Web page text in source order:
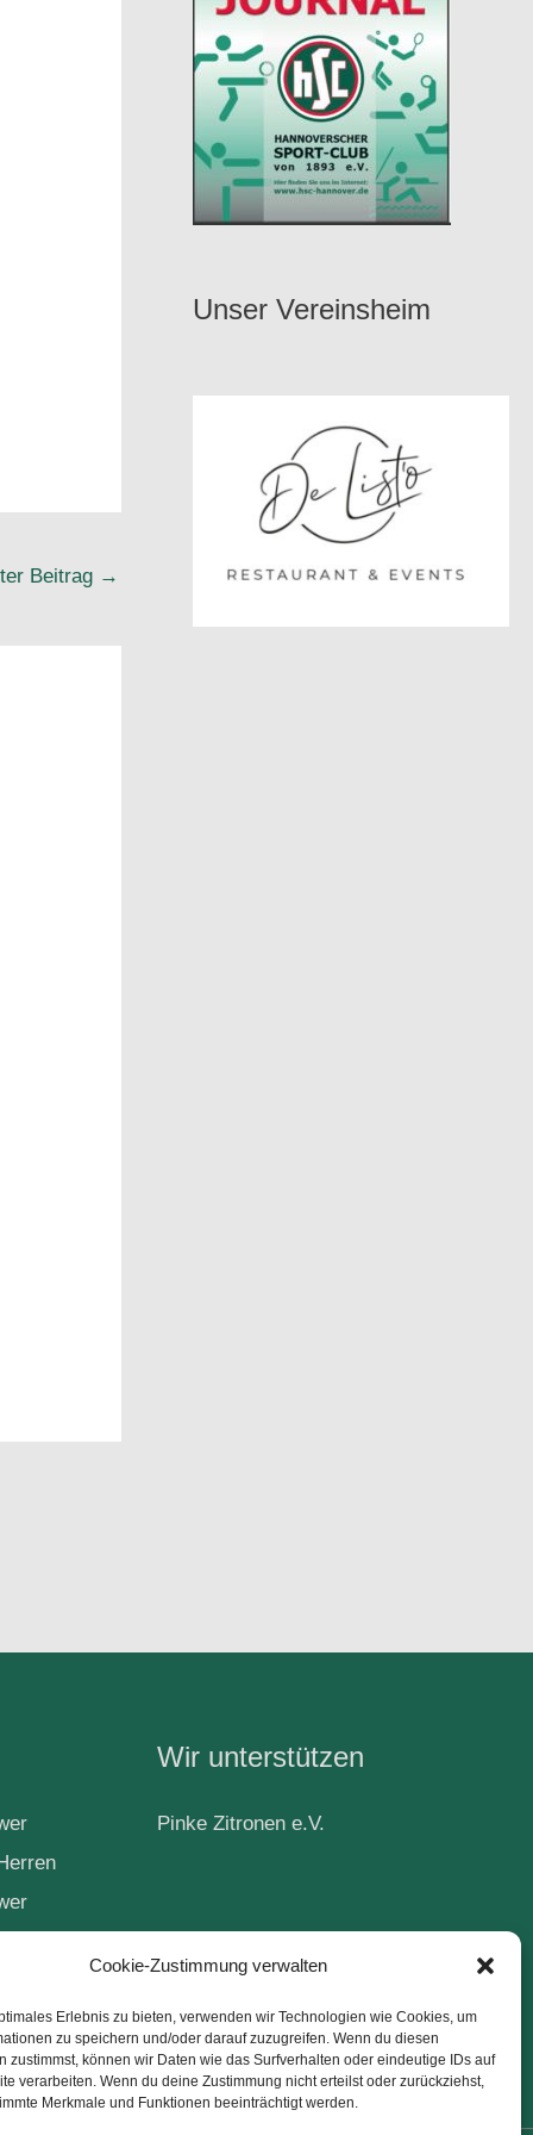
Cookie-Zustimmung verwalten
Erlebnis zu bieten, verwenden wir Technologien wie Cookies, um
zu speichern und/oder darauf zuzugreifen. Wenn du diesen
zustimmst, können wir Daten wie das Surfverhalten oder eindeutige IDs auf
verarbeiten. Wenn du deine Zustimmung nicht erteilst oder zurückziehst,
Merkmale und Funktionen beeinträchtigt werden.
Beitrag →
Unser Vereinsheim
Wir unterstützen
Pinke Zitronen e.V.